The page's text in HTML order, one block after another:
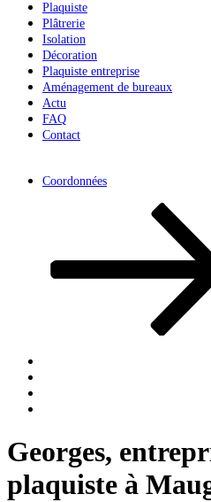
Plaquiste
Plâtrerie
Isolation
Décoration
Plaquiste entreprise
Aménagement de bureaux
Actu
FAQ
Contact
Coordonnées
Georges,
plaquiste à